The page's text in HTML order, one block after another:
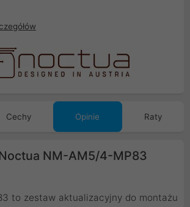
Cechy Opinie Raty
NM-AM5/4-MP83
to zestaw aktualizacyjny do montażu